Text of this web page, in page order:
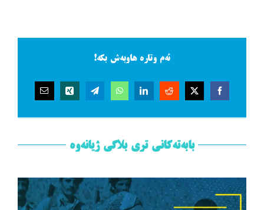
ئەم وتارە هاوبەش بکە!
بابەتەکانی تری بلاگی ژیانەوە